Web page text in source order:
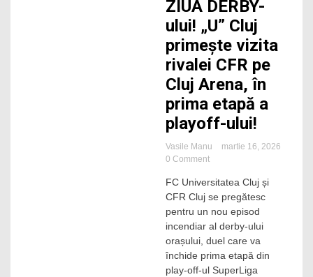
ZIUA DERBY-
ului! „U” Cluj
primește vizita
rivalei CFR pe
Cluj Arena, în
prima etapă a
playoff-ului!
Vasile Manu
martie 16, 2026
0 Commenton
DERBY-
ului!
„U”
Cluj
primește
vizita
rivalei
CFR
FC Universitatea Cluj și
CFR Cluj se pregătesc
pentru un nou episod
incendiar al derby-ului
orașului, duel care va
închide prima etapă din
play-off-ul SuperLiga